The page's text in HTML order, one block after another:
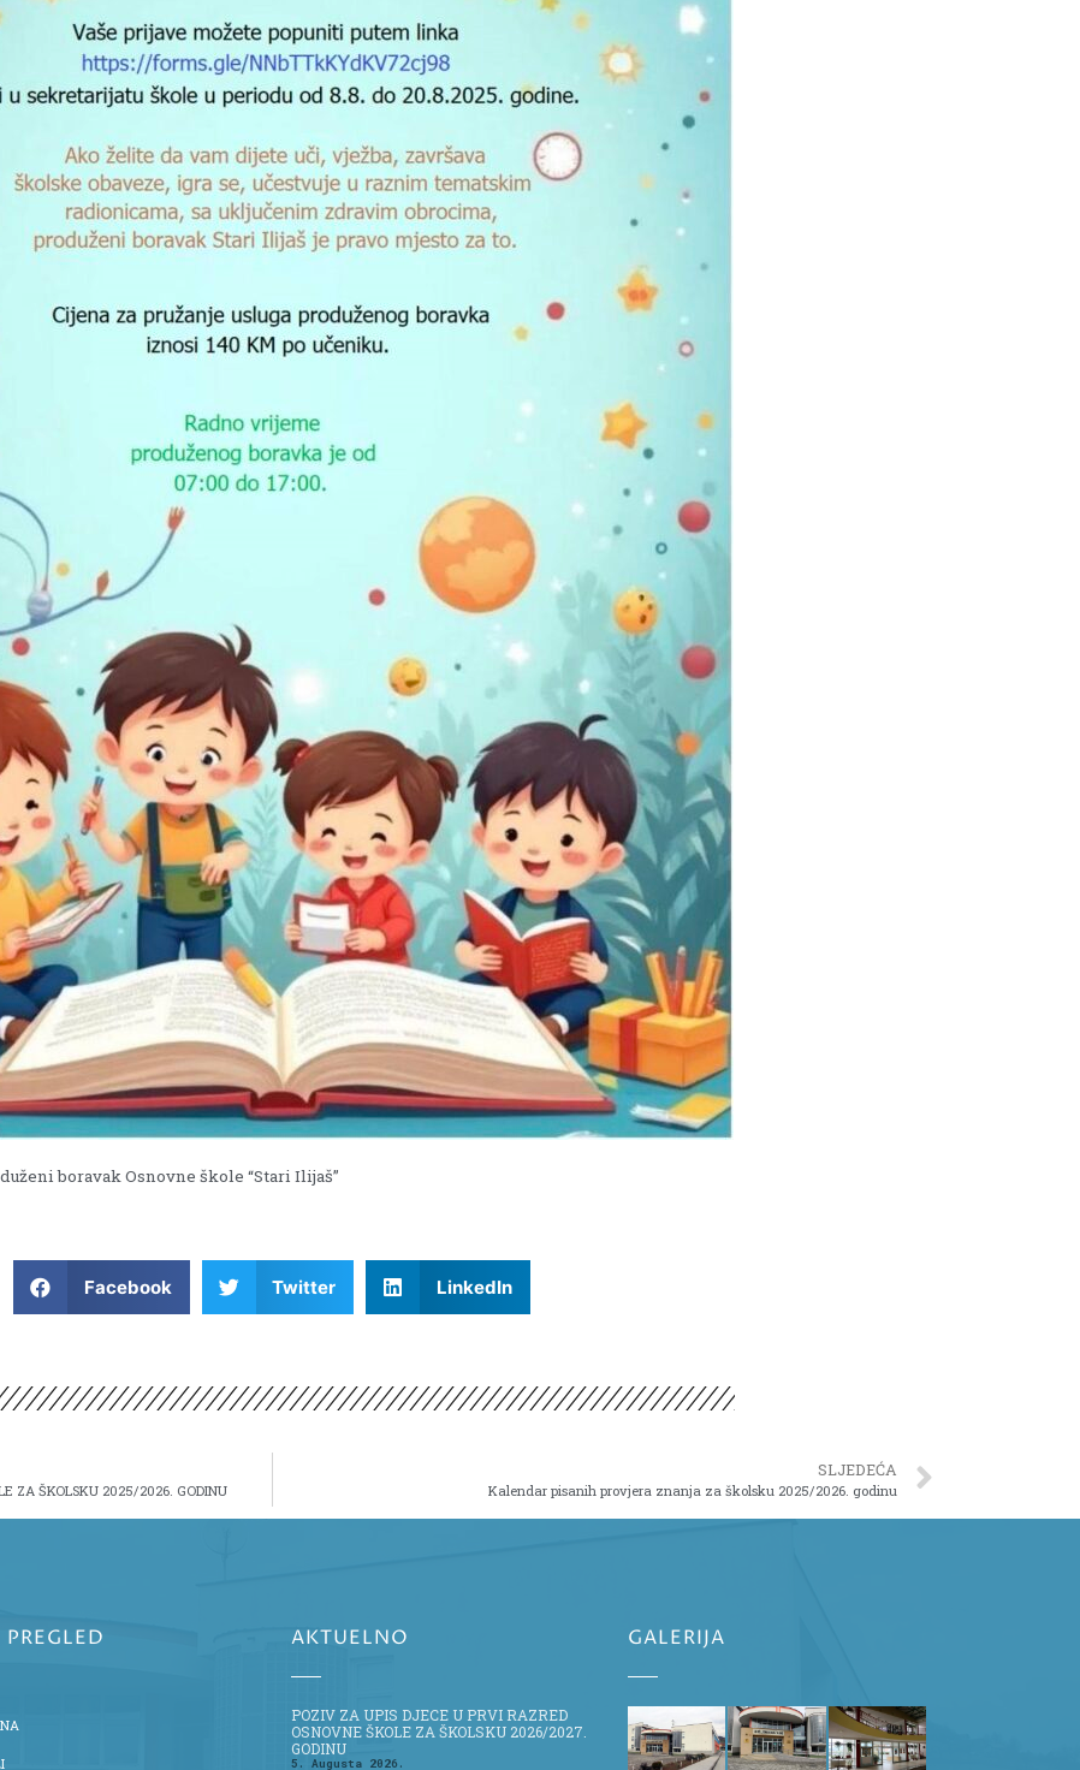
boravak Osnovne škole “Stari Ilijaš”
Facebook Twitter LinkedIn
ZA ŠKOLSKU 2025/2026. GODINU
SLJEDEĆA
Kalendar pisanih provjera znanja za školsku 2025/2026. godinu
PREGLED AKTUELNO
POZIV ZA UPIS DJECE U PRVI RAZRED
OSNOVNE ŠKOLE ZA ŠKOLSKU 2026/2027.
GODINU
5. Augusta 2026.
GALERIJA